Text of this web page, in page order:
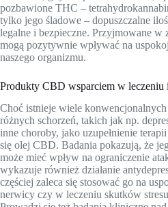
pozbawione THC –
tylko jego śladowe – dopuszczalne
legalne i bezpieczne. Przyjmowane w
mogą pozytywnie wpływać na
naszego organizmu.
Produkty CBD wsparciem w leczeniu
Choć istnieje wiele konwencjonalnych
różnych schorzeń, takich jak np.
inne choroby, jako uzupełnienie
się olej CBD. Badania pokazują, że
może mieć wpływ na ograniczenie
wykazuje również działanie
częściej zaleca się stosować go na
nerwicy czy w leczeniu skutków